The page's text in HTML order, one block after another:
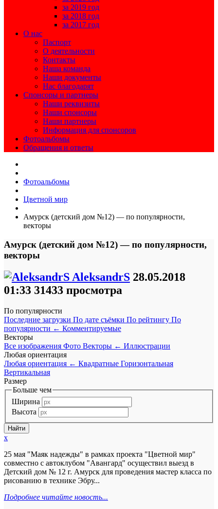
за 2019 год
за 2018 год
за 2017 год
О нас
Паспорт
О деятельности
Контакты
Наша команда
Наши документы
Нас благодарят
Спонсоры и партнеры
Наши реквизиты
Наши спонсоры
Наши партнеры
Информация для спонсоров
Фотоальбомы
Обращения и ответы
Фотоальбомы
Цветной мир
Амурск (детский дом №12) — по популярности,
векторы
Амурск (детский дом №12) — по популярности,
векторы
AleksandrS 28.05.2018
01:33 31433 просмотра
По популярности
Последние загрузки По дате съёмки По рейтингу По
популярности ← Комментируемые
Векторы
Все изображения Фото Векторы ← Иллюстрации
Любая ориентация
Любая ориентация ← Квадратные Горизонтальная
Вертикальная
Размер
Больше чем
Ширина
Высота
x
25 мая "Маяк надежды" в рамках проекта "Цветной мир"
совместно с автоклубом "Авангард" осуществил выезд в
Детский дом № 12 г. Амурск для проведения мастер класса по
рисованию в технике Эбру...
Подробнее читайте новость...